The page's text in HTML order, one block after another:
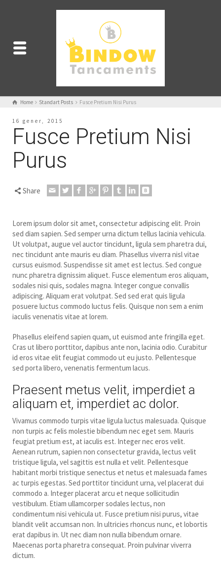
Home Standart Posts Fusce Pretium Nisi Purus
16 gener, 2015
Fusce Pretium Nisi
Purus
Share
Lorem ipsum dolor sit amet, consectetur adipiscing elit. Proin
sed diam sapien. Sed semper urna dictum tellus lacinia vehicula.
Ut volutpat, augue vel auctor tincidunt, ligula sem pharetra dui,
nec tincidunt ante mauris eu diam. Phasellus viverra nisl vitae
cursus euismod. Suspendisse sit amet est lectus. Sed congue
nunc pharetra dignissim aliquet. Fusce elementum eros aliquam,
sodales nisi quis, sodales magna. Integer congue convallis
adipiscing. Aliquam erat volutpat. Sed sed erat quis ligula
posuere luctus commodo luctus felis. Quisque non sem a enim
iaculis venenatis vitae at lorem.
Phasellus eleifend sapien quam, ut euismod ante fringilla eget.
Cras ut libero porttitor, dapibus ante non, lacinia odio. Curabitur
id eros vitae elit feugiat commodo ut eu justo. Pellentesque
sed porta libero, venenatis fermentum lacus.
Praesent metus velit, imperdiet a
aliquam et, imperdiet ac dolor.
Vivamus commodo turpis vitae ligula luctus malesuada. Quisque
non turpis ac felis molestie bibendum nec eget sem. Mauris
feugiat pretium est, at iaculis est. Integer nec eros velit.
Aenean rutrum, sapien non consectetur gravida, lectus velit
tristique ligula, vel sagittis est nulla et velit. Pellentesque
habitant morbi tristique senectus et netus et malesuada fames
ac turpis egestas. Sed porttitor tincidunt urna, vel placerat dui
commodo a. Integer placerat arcu et neque sollicitudin
vestibulum. Etiam ullamcorper sodales lectus, non
condimentum nisi vehicula ut. Fusce pretium nisi purus, vitae
blandit velit accumsan non. In ultricies rhoncus nunc, et lobortis
erat dapibus in. Ut nec diam non nulla bibendum ornare.
Maecenas porta pharetra consequat. Proin pulvinar viverra
dictum.